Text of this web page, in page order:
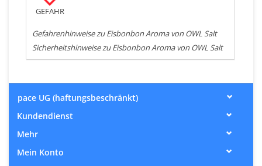
GEFAHR
Gefahrenhinweise zu Eisbonbon Aroma von OWL Salt
Sicherheitshinweise zu Eisbonbon Aroma von OWL Salt
pace UG (haftungsbeschränkt)
Kundendienst
Mehr
Mein Konto